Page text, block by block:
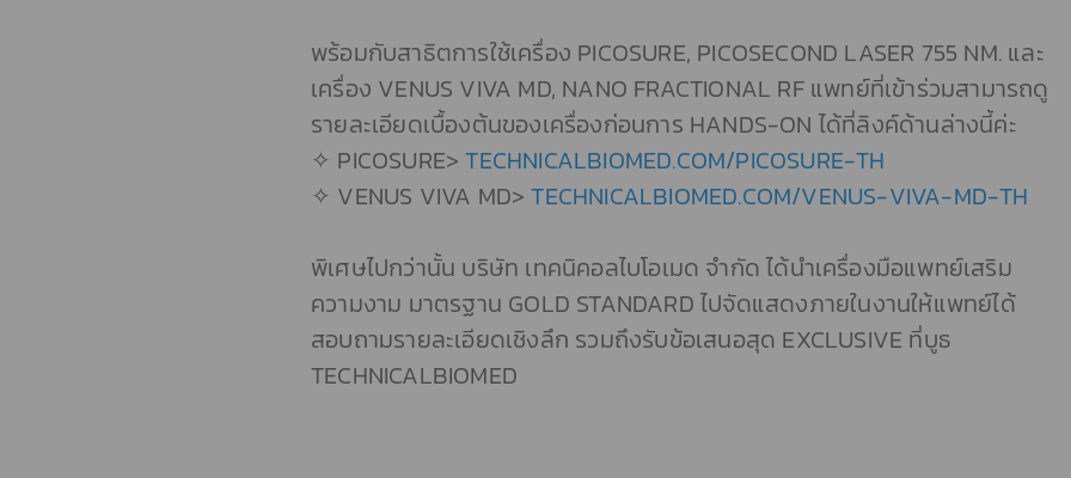
พร้อมกับสาธิตการใช้เครื่อง PICOSURE, PICOSECOND LASER 755 NM. และ
เครื่อง VENUS VIVA MD, NANO FRACTIONAL RF แพทย์ที่เข้าร่วมสามารถดู
รายละเอียดเบื้องต้นของเครื่องก่อนการ HANDS-ON ได้ที่ลิงค์ด้านล่างนี้ค่ะ
✧ PICOSURE>TECHNICALBIOMED.COM/PICOSURE-TH
✧ VENUS VIVA MD>TECHNICALBIOMED.COM/VENUS-VIVA-MD-TH
พิเศษไปกว่านั้น บริษัท เทคนิคอลไบโอเมด จำกัด ได้นำเครื่องมือแพทย์เสริม
ความงาม มาตรฐาน GOLD STANDARD ไปจัดแสดงภายในงานให้แพทย์ได้
สอบถามรายละเอียดเชิงลึก รวมถึงรับข้อเสนอสุด EXCLUSIVE ที่บูธ
TECHNICALBIOMED